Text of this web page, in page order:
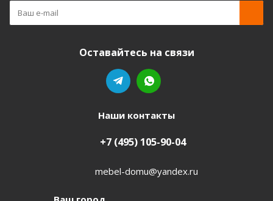
Оставайтесь на связи
Наши контакты
+7 (495) 105-90-04
mebel-domu@yandex.ru